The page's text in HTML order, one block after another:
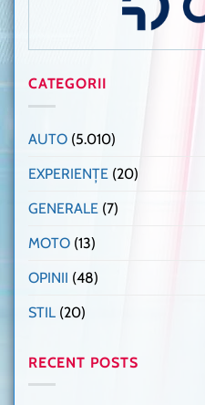
CATEGORII
AUTO (5.010)
EXPERIENȚE (20)
GENERALE (7)
MOTO (13)
OPINII (48)
STIL (20)
RECENT POSTS